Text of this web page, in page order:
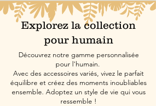
Explorez la collection
pour humain
Découvrez notre gamme personnalisée
pour l'humain.
Avec des accessoires variés, vivez le parfait
équilibre et créez des moments inoubliables
ensemble. Adoptez un style de vie qui vous
ressemble !